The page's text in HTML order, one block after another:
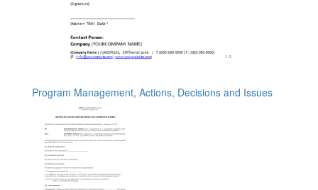
Program Management, Actions, Decisions and Issues